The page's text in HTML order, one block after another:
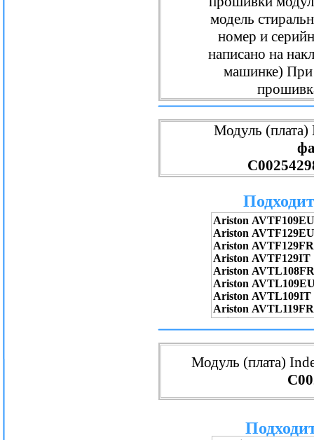
модель
номер и
написано на
машинке) При
Модуль (плата)
Модуль (плата)